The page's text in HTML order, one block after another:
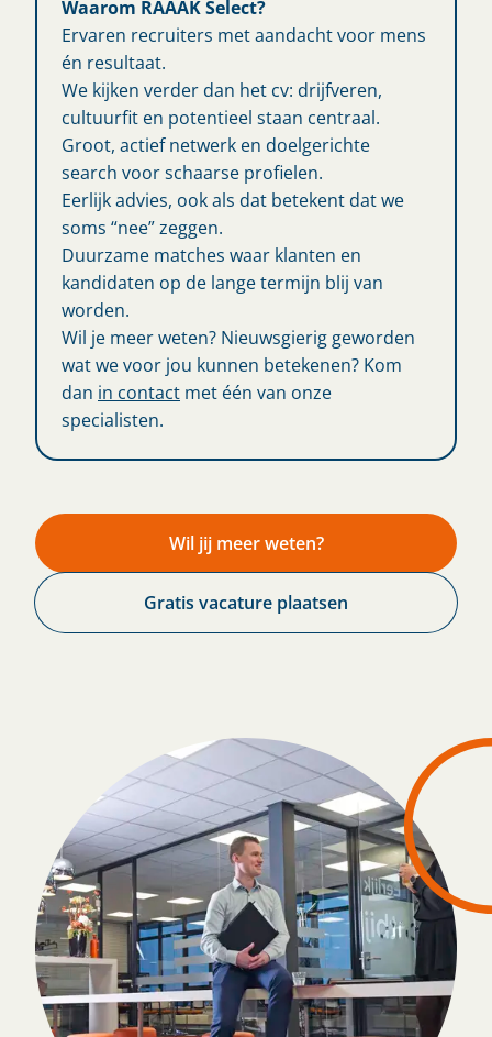
Waarom RAAAK Select?
Ervaren recruiters met aandacht voor mens
én resultaat.
We kijken verder dan het cv: drijfveren,
cultuurfit en potentieel staan centraal.
Groot, actief netwerk en doelgerichte
search voor schaarse profielen.
Eerlijk advies, ook als dat betekent dat we
soms “nee” zeggen.
Duurzame matches waar klanten en
kandidaten op de lange termijn blij van
worden.
Wil je meer weten? Nieuwsgierig geworden
wat we voor jou kunnen betekenen? Kom
dan in contact met één van onze
specialisten.
Wil jij meer weten?
Gratis vacature plaatsen